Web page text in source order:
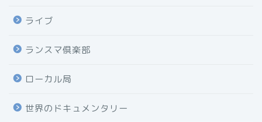
ライブ
ランスマ倶楽部
ローカル局
世界のドキュメンタリー